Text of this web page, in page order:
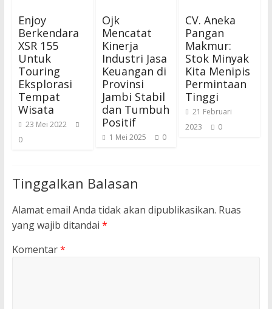
Enjoy
Berkendara
XSR 155
Untuk
Touring
Eksplorasi
Tempat
Wisata
23 Mei 2022
0
Ojk
Mencatat
Kinerja
Industri Jasa
Keuangan di
Provinsi
Jambi Stabil
dan Tumbuh
Positif
1 Mei 2025 0
CV. Aneka
Pangan
Makmur:
Stok Minyak
Kita Menipis
Permintaan
Tinggi
21 Februari
2023
0
Tinggalkan Balasan
Alamat email Anda tidak akan dipublikasikan. Ruas
yang wajib ditandai *
Komentar*